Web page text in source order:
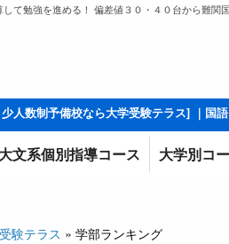
て勉強を進める！ 偏差値３０・４０台から難
人数制予備校なら大学受験テラス] ｜国
文系個別指導コース 大学別コ
験テラス » 学部ランキング